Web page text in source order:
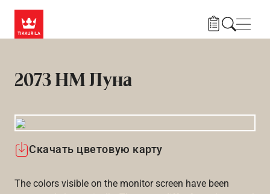
2073 HM Луна
Скачать цветовую карту
The colors visible on the monitor screen have been